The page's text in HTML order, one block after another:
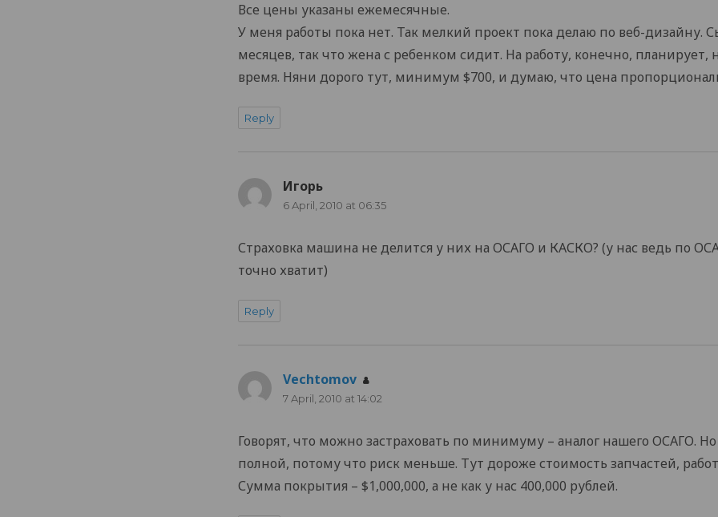
Все цены указаны ежемесячные.
У меня работы пока нет. Так мелкий проект пока делаю по веб-дизайну.
месяцев, так что жена с ребенком сидит. На работу, конечно,
время. Няни дорого тут, минимум $700, и думаю, что цена
Reply
Игорь
6 April, 2010 at 06:35
Страховка машина не делится у них на ОСАГО и КАСКО? (у нас ведь по
точно хватит)
Reply
Vechtomov says:
7 April, 2010 at 14:02
Говорят, что можно застраховать по минимуму – аналог нашего ОСАГО. Но
полной, потому что риск меньше. Тут дороже стоимость запчастей,
Сумма покрытия – $1,000,000, а не как у нас 400,000 рублей.